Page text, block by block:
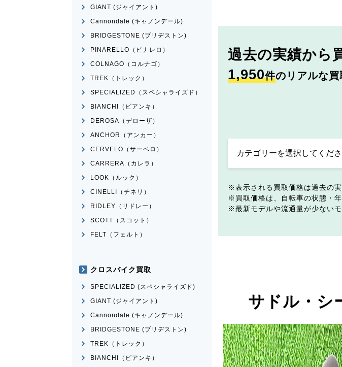
過去の実績から
1,950件のリアルな買
表示される買取価格は過去の
買取価格は、自転車の状態・
最新モデルや流通量が少ない
サドル・シ
GIANT (ジャイアント)
Cannondale (キャノンデール)
BRIDGESTONE (ブリヂストン)
PINARELLO（ピナレロ）
COLNAGO（コルナゴ）
TREK（トレック）
SPECIALIZED（スペシャライズド）
BIANCHI（ビアンキ）
DEROSA（デローザ）
ANCHOR（アンカー）
CERVELO（サーベロ）
CARRERA（カレラ）
LOOK（ルック）
CINELLI（チネリ）
RIDLEY（リドレー）
SCOTT（スコット）
FELT（フェルト）
クロスバイク買取
SPECIALIZED (スペシャライズド)
GIANT (ジャイアント)
Cannondale (キャノンデール)
BRIDGESTONE (ブリヂストン)
TREK（トレック）
BIANCHI（ビアンキ）